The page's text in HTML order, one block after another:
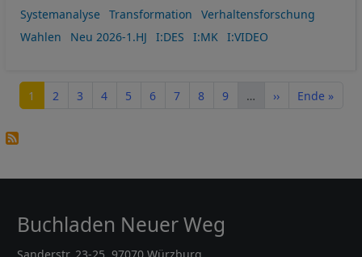
Systemanalyse
Transformation
Verhaltensforschung
Wahlen
Neu 2026-1.HJ I:DES I:MK I:VIDEO
Seite
1 Seite
2 Seite
3 Seite
4 Seite
5 Seite
6 Seite
7 Seite
8 Seite
9 … Nächste Seite
›› Letzte Seite
Ende »
Buchladen Neuer Weg